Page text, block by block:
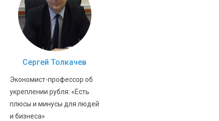
Сергей Толкачев
Экономист-профессор об
укреплении рубля: «Есть
плюсы и минусы для людей
и бизнеса»